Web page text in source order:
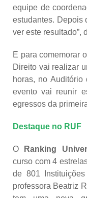
equipe de
estudantes. Depois
ver este resultado”,
E para comemorar
Direito vai realizar
horas, no
evento vai reunir
egressos da
Destaque no RUF
O Ranking
curso com 4
de 801
professora Beatriz